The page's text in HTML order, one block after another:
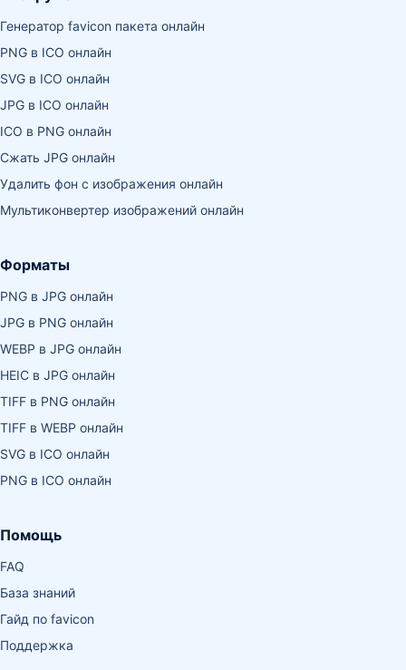
Генератор favicon пакета онлайн
PNG в ICO онлайн
SVG в ICO онлайн
JPG в ICO онлайн
ICO в PNG онлайн
Сжать JPG онлайн
Удалить фон с изображения онлайн
Мультиконвертер изображений онлайн
Форматы
PNG в JPG онлайн
JPG в PNG онлайн
WEBP в JPG онлайн
HEIC в JPG онлайн
TIFF в PNG онлайн
TIFF в WEBP онлайн
SVG в ICO онлайн
PNG в ICO онлайн
Помощь
FAQ
База знаний
Гайд по favicon
Поддержка